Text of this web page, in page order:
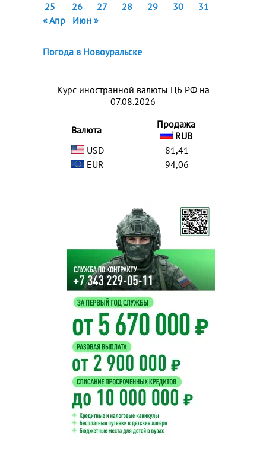
25
26 27 28 29 30
31
« Апр
Июн »
Погода в Новоуральске
Курс иностранной валюты ЦБ РФ на
07.08.2026
Валюта
Продажа
RUB
USD
81,41
EUR
94,06